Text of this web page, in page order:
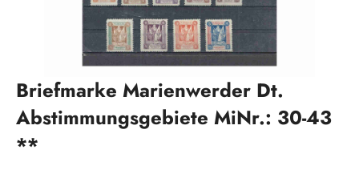
Briefmarke Marienwerder Dt.
Abstimmungsgebiete MiNr.: 30-43
**